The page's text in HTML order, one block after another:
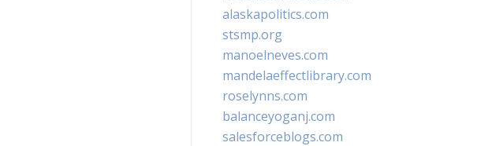
alaskapolitics.com
stsmp.org
manoelneves.com
mandelaeffectlibrary.com
roselynns.com
balanceyoganj.com
salesforceblogs.com